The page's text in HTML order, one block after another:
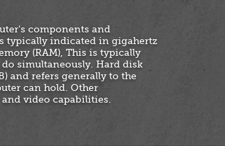
components and
typically indicated in gigahertz
(RAM), This is typically
simultaneously. Hard disk
and refers generally to the
can hold. Other
video capabilities.